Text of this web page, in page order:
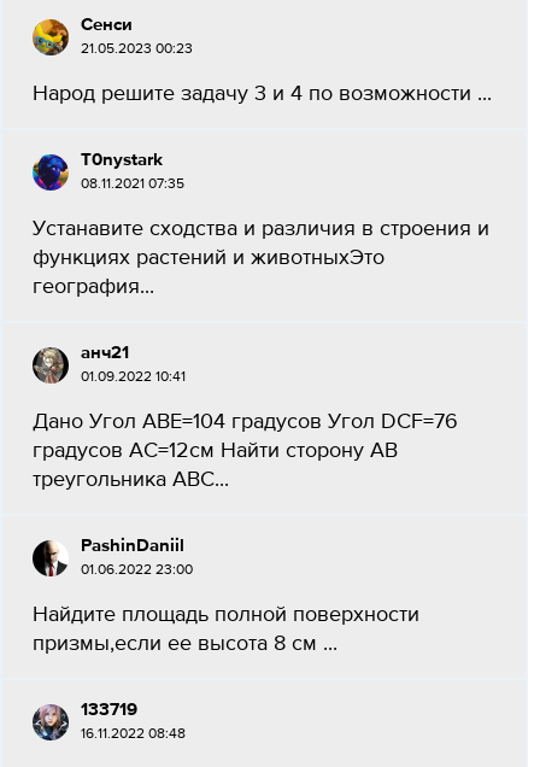
Сенси
21.05.2023 00:23
Народ решите задачу 3 и 4 по возможности ​...
T0nystark
08.11.2021 07:35
Устанавите сходства и различия в строения и
функциях растений и животныхЭто
география...
анч21
01.09.2022 10:41
Дано Угол ABE=104 градусов Угол DCF=76
градусов AC=12см Найти сторону AB
треугольника ABC...
PashinDaniil
01.06.2022 23:00
Найдите площадь полной поверхности
призмы,если ее высота 8 см ​...
133719
16.11.2022 08:48